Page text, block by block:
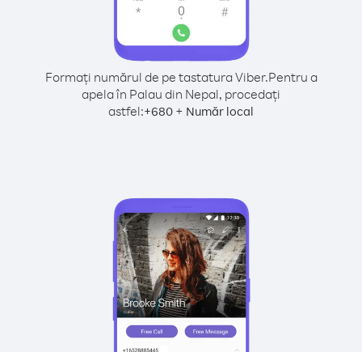
Formați numărul de pe tastatura Viber.Pentru a
apela în Palau din Nepal, procedați
astfel:+680 + Număr local